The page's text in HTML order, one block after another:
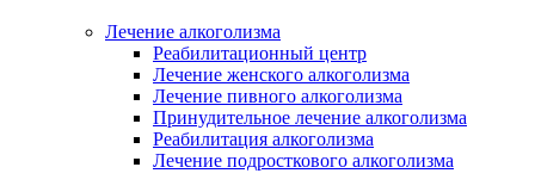
Лечение алкоголизма
Реабилитационный центр
Лечение женского алкоголизма
Лечение пивного алкоголизма
Принудительное лечение алкоголизма
Реабилитация алкоголизма
Лечение подросткового алкоголизма